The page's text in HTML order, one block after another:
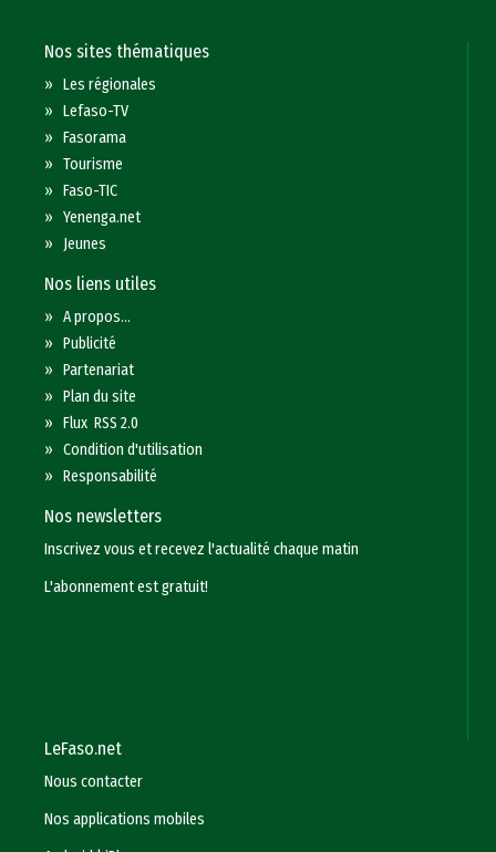
Nos sites thématiques
»Les régionales
»Lefaso-TV
»Fasorama
»Tourisme
»Faso-TIC
»Yenenga.net
» Jeunes
Nos liens utiles
»A propos...
»Publicité
»Partenariat
»Plan du site
»Flux RSS 2.0
»Condition d'utilisation
»Responsabilité
Nos newsletters
Inscrivez vous et recevez l'actualité chaque matin
L'abonnement est gratuit!
LeFaso.net
Nous contacter
Nos applications mobiles